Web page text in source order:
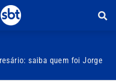
saiba quem foi Jorge